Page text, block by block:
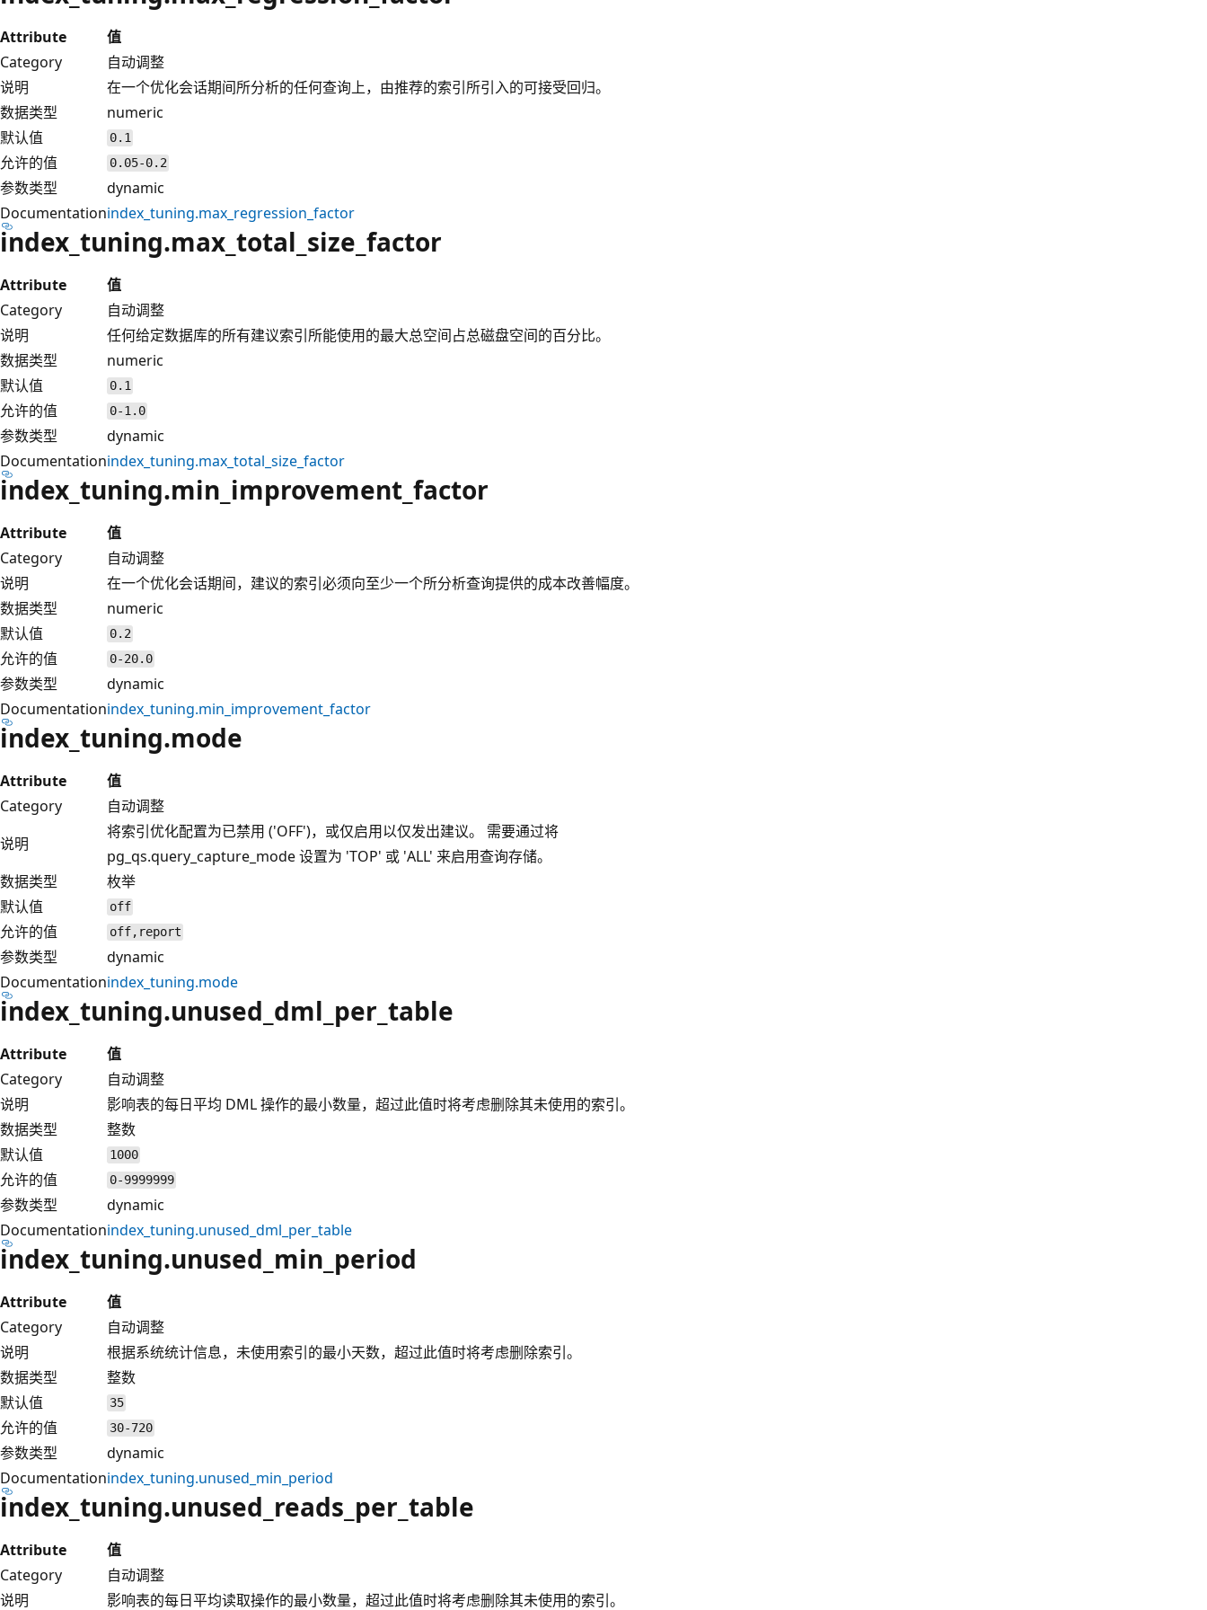
Attribute
值
Category
自动调整
说明
在一个优化会话期间所分析的任何查询上，由推荐的索引所引入的可接受回归。
数据类型
numeric
默认值
0.1
允许的值 0.05-0.2
参数类型
dynamic
Documentationindex_tuning.max_regression_factor
index_tuning.max_total_size_factor
Attribute
值
Category
自动调整
说明
任何给定数据库的所有建议索引所能使用的最大总空间占总磁盘空间的百分比。
数据类型
numeric
默认值
0.1
允许的值 0-1.0
参数类型
dynamic
Documentationindex_tuning.max_total_size_factor
index_tuning.min_improvement_factor
Attribute
值
Category
自动调整
说明
在一个优化会话期间，建议的索引必须向至少一个所分析查询提供的成本改善幅度。
数据类型
numeric
默认值
0.2
允许的值 0-20.0
参数类型
dynamic
Documentationindex_tuning.min_improvement_factor
index_tuning.mode
Attribute
值
Category
自动调整
说明
将索引优化配置为已禁用 ('OFF')，或仅启用以仅发出建议。 需要通过将
pg_qs.query_capture_mode 设置为 'TOP' 或 'ALL' 来启用查询存储。
数据类型
枚举
默认值
off
允许的值 off,report
参数类型
dynamic
Documentationindex_tuning.mode
index_tuning.unused_dml_per_table
Attribute
值
Category
自动调整
说明
影响表的每日平均 DML 操作的最小数量，超过此值时将考虑删除其未使用的索引。
数据类型
整数
默认值
1000
允许的值 0-9999999
参数类型
dynamic
Documentationindex_tuning.unused_dml_per_table
index_tuning.unused_min_period
Attribute
值
Category
自动调整
说明
根据系统统计信息，未使用索引的最小天数，超过此值时将考虑删除索引。
数据类型
整数
默认值
35
允许的值 30-720
参数类型
dynamic
Documentationindex_tuning.unused_min_period
index_tuning.unused_reads_per_table
Attribute
值
Category
自动调整
说明
影响表的每日平均读取操作的最小数量，超过此值时将考虑删除其未使用的索引。